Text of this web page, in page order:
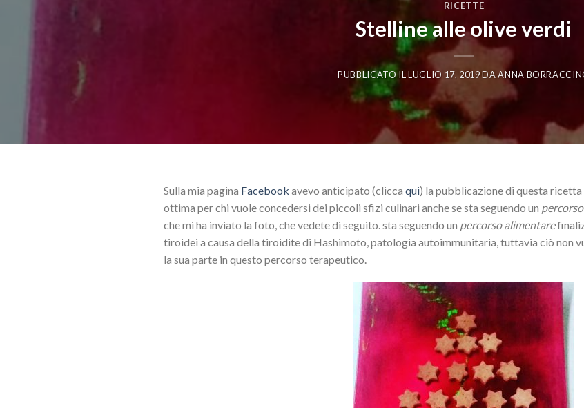
RICETTE
Stelline alle olive verdi
PUBBLICATO ILLUGLIO 17, 2019DAANNA
Sulla mia pagina Facebook avevo anticipato (clicca qui) la pubblicazione di questa
ottima per chi vuole concedersi dei piccoli sfizi culinari anche se sta seguendo un
che mi ha inviato la foto, che vedete di seguito. sta seguendo un percorso alimentare
tiroidei a causa della tiroidite di Hashimoto, patologia autoimmunitaria, tuttavia ciò non
la sua parte in questo percorso terapeutico.